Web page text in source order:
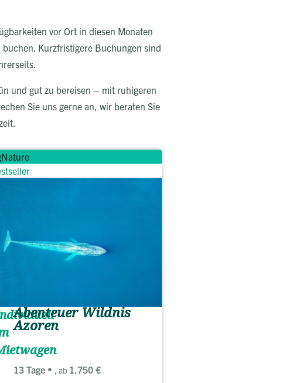
vor Ort in diesen Monaten
Kurzfristigere Buchungen sind
und gut zu bereisen – mit ruhigeren
Sie uns gerne an, wir beraten Sie
Abenteuer Wildnis
Azoren
13 Tage , ab 1.750 €